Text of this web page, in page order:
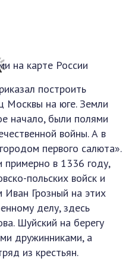
построить
Москвы на юге. Земли
начало, были полями
войны. А в
первого салюта».
примерно в 1336 году,
польских войск и
Иван Грозный на этих
делу, здесь
Шуйский на берегу
дружинниками, а
из крестьян.